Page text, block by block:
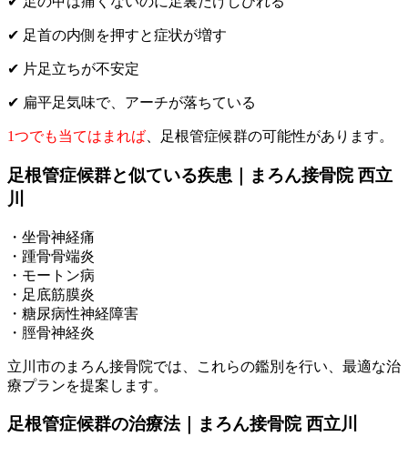
✔ 足首の内側を押すと症状が増す
✔ 片足立ちが不安定
✔ 扁平足気味で、アーチが落ちている
1つでも当てはまれば 、足根管症候群の可能性があります。
足根管症候群と似ている疾患｜まろん接骨院 西立
川
・坐骨神経痛
・踵骨骨端炎
・モートン病
・足底筋膜炎
・糖尿病性神経障害
・脛骨神経炎
立川市のまろん接骨院では、これらの鑑別を行い、最適な治
療プランを提案します。
足根管症候群の治療法｜まろん接骨院 西立川